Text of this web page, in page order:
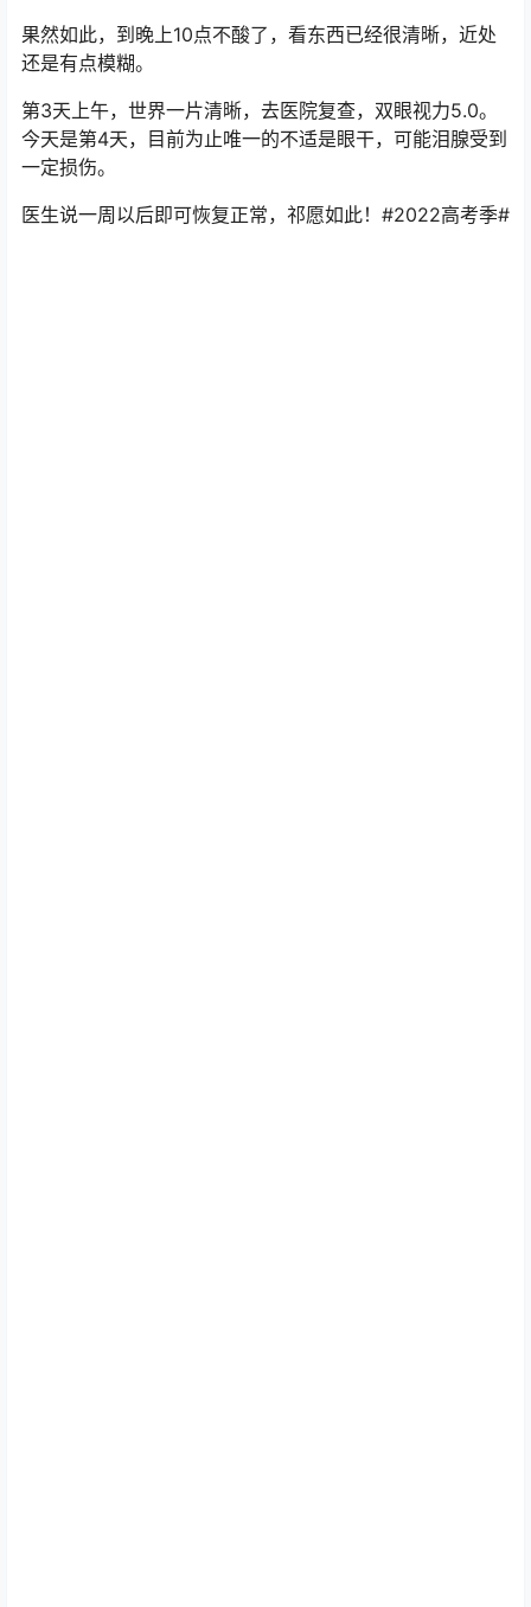
果然如此，到晚上10点不酸了，看东西已经很清晰，近处
还是有点模糊。
第3天上午，世界一片清晰，去医院复查，双眼视力5.0。
今天是第4天，目前为止唯一的不适是眼干，可能泪腺受到
一定损伤。
医生说一周以后即可恢复正常，祁愿如此！#2022高考季#